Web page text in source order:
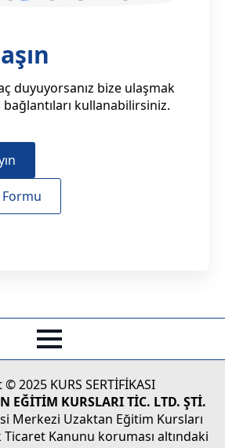
duyuyorsanız bize ulaşmak
bağlantıları kullanabilirsiniz.
2025 KURS SERTİFİKASI
EĞİTİM KURSLARI TİC. LTD. ŞTİ.
Merkezi Uzaktan Eğitim Kursları
Kanunu koruması altındaki